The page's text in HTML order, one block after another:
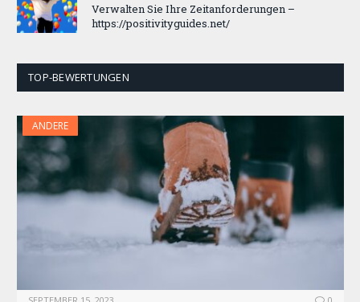
Verwalten Sie Ihre Zeitanforderungen –
https://positivityguides.net/
TOP-BEWERTUNGEN
ANDERE